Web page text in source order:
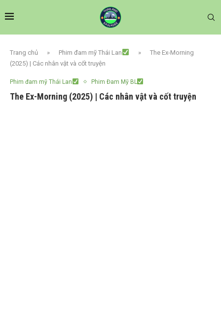
Trang chủ » Phim đam mỹ Thái Lan »
The Ex-Morning
(2025) | Các nhân vật và cốt truyện
Phim đam mỹ Thái Lan Phim Đam Mỹ BL
The Ex-Morning (2025) | Các nhân vật và cốt truyện